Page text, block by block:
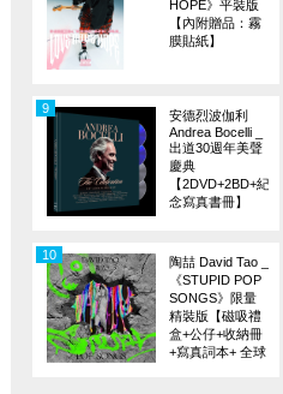
HOPE》平裝版
【內附贈品：霧
膜貼紙】
安德烈波伽利
Andrea Bocelli _
出道30週年美聲
慶典
【2DVD+2BD+紀
念寫真書冊】
9
陶喆 David Tao _
《STUPID POP
SONGS》限量
精裝版【磁吸禮
盒+公仔+收納冊
+寫真詞本+ 全球
10